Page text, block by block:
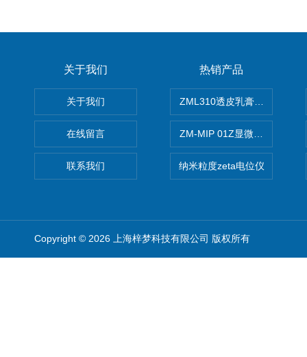
关于我们
关于我们
在线留言
联系我们
热销产品
ZML310透皮乳膏粒度晶型分
ZM-MIP 01Z显微镜法不溶性
纳米粒度zeta电位仪
Copyright © 2026 上海梓梦科技有限公司 版权所有